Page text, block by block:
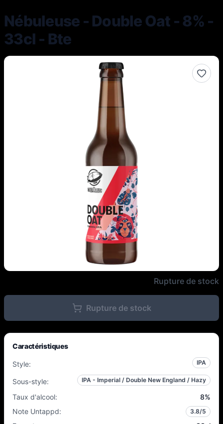
Nébuleuse - Double Oat - 8% -
33cl - Bte
Nébuleuse - Double Oat - 8% -
Rupture de stock
Rupture de stock
Caractéristiques
Style: IPA
Sous-style: IPA - Imperial / Double New England / Hazy
Taux d'alcool: 8%
Note Untappd: 3.8/5